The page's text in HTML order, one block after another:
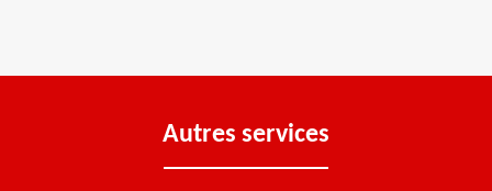
Autres services